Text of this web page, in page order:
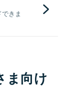
きま
ま向け